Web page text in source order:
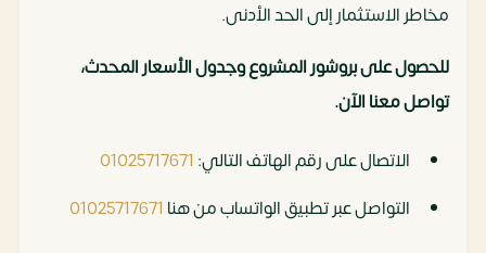
مخاطر الاستثمار إلى الحد الأدنى.
للحصول على بروشور المشروع وجدول الأسعار المحدث،
تواصل معنا الآن.
الاتصال على رقم الهاتف التالي: 01025717671
التواصل عبر تطبيق الواتساب من هنا 01025717671